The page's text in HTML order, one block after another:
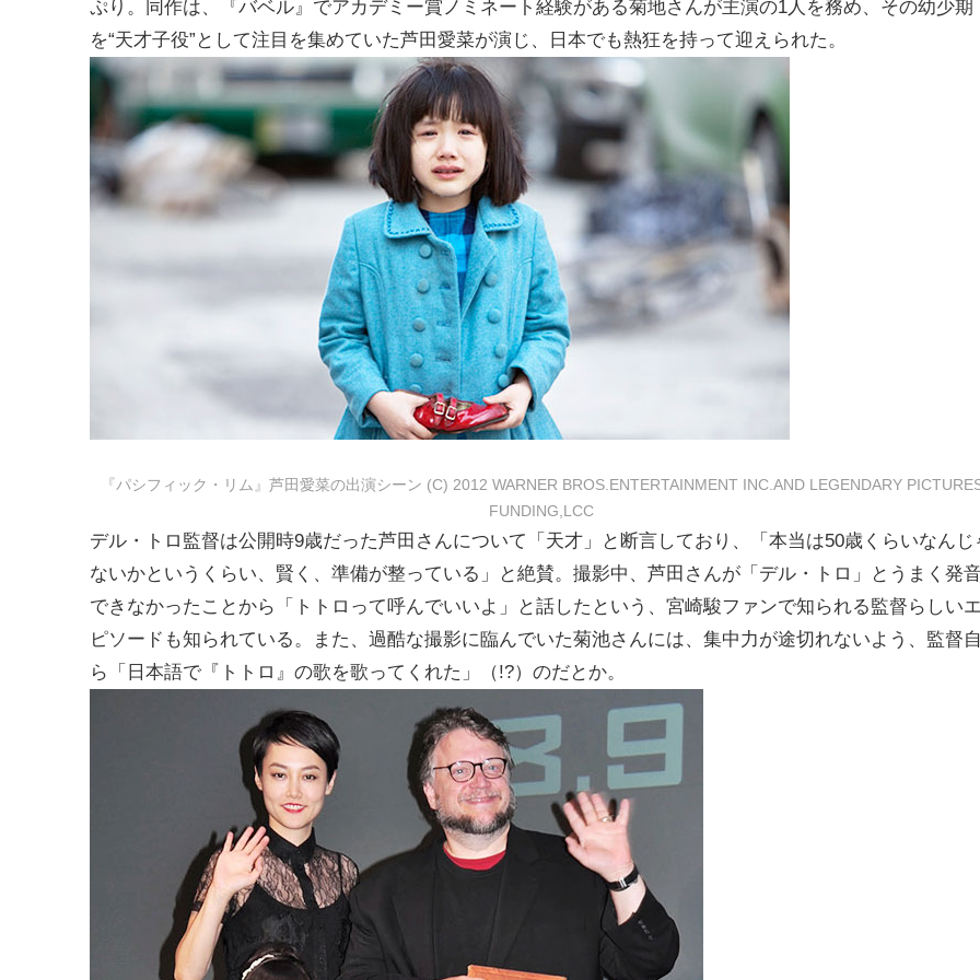
ぷり。同作は、『バベル』でアカデミー賞ノミネート経験がある菊地さんが主演の1人を務め、その幼少期
を“天才子役”として注目を集めていた芦田愛菜が演じ、日本でも熱狂を持って迎えられた。
『パシフィック・リム』芦田愛菜の出演シーン (C) 2012 WARNER BROS.ENTERTAINMENT INC.AND LEGENDARY
FUNDING,LCC
デル・トロ監督は公開時9歳だった芦田さんについて「天才」と断言しており、「本当は50歳くらいなんじ
ないかというくらい、賢く、準備が整っている」と絶賛。撮影中、芦田さんが「デル・トロ」とうまく発
できなかったことから「トトロって呼んでいいよ」と話したという、宮崎駿ファンで知られる監督らしい
ピソードも知られている。また、過酷な撮影に臨んでいた菊池さんには、集中力が途切れないよう、監督
ら「日本語で『トトロ』の歌を歌ってくれた」（!?）のだとか。